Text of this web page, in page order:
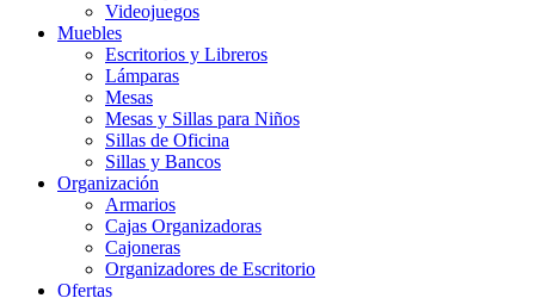
Videojuegos
Muebles
Escritorios y Libreros
Lámparas
Mesas
Mesas y Sillas para Niños
Sillas de Oficina
Sillas y Bancos
Organización
Armarios
Cajas Organizadoras
Cajoneras
Organizadores de Escritorio
Ofertas